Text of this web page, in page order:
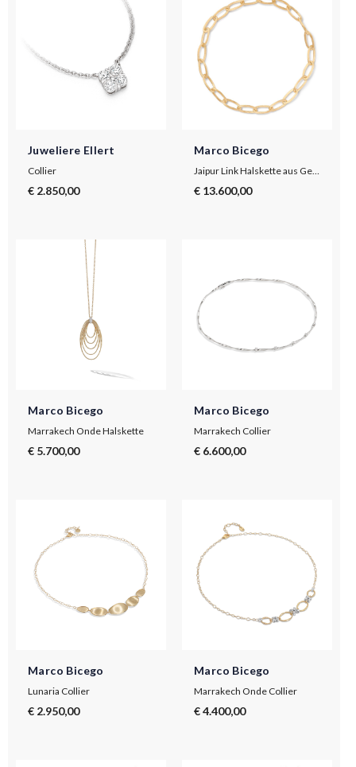
Juweliere Ellert
Collier
€ 2.850,00
Marco Bicego
Jaipur Link Halskette aus Gelbgold mit 18 Karat und ovalen Gliedern
€ 13.600,00
Marco Bicego
Marrakech Onde Halskette
€ 5.700,00
Marco Bicego
Marrakech Collier
€ 6.600,00
Marco Bicego
Lunaria Collier
€ 2.950,00
Marco Bicego
Marrakech Onde Collier
€ 4.400,00